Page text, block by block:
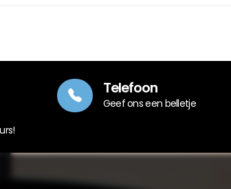
Telefoon
Geef ons een belletje